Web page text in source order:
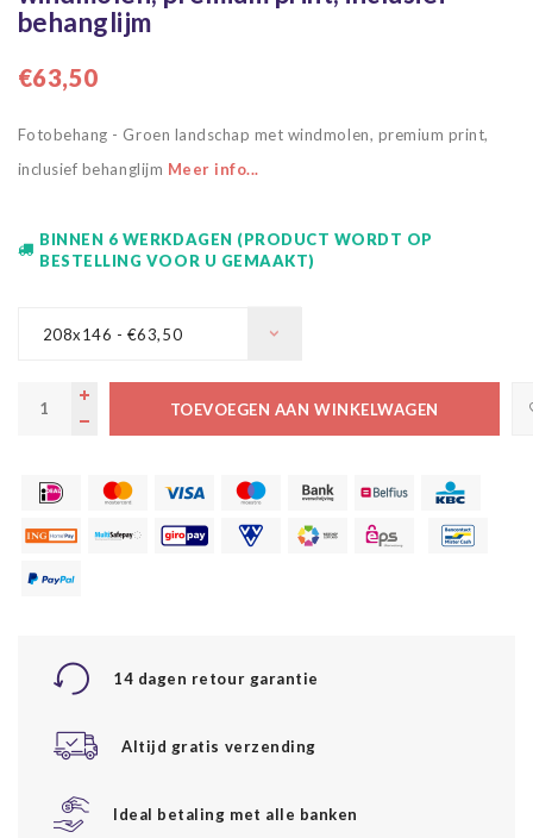
behanglijm
€63,50
Fotobehang - Groen landschap met windmolen, premium print,
inclusief behanglijm Meer info...
BINNEN 6 WERKDAGEN (PRODUCT WORDT OP
BESTELLING VOOR U GEMAAKT)
208x146 - €63,50
TOEVOEGEN AAN WINKELWAGEN
14 dagen retour garantie
Altijd gratis verzending
Ideal betaling met alle banken